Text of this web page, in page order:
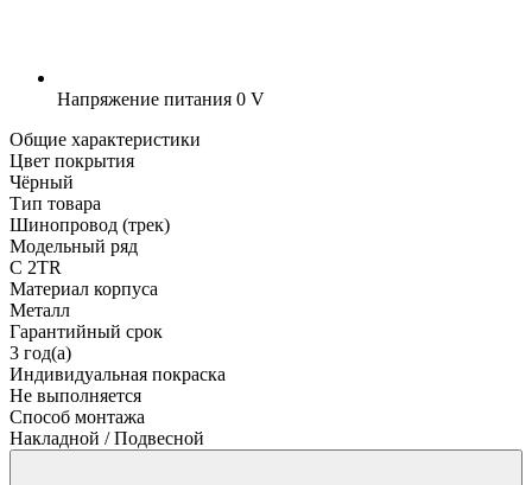
Напряжение питания 0 V
Общие характеристики
Цвет покрытия
Чёрный
Тип товара
Шинопровод (трек)
Модельный ряд
C 2TR
Материал корпуса
Металл
Гарантийный срок
3 год(а)
Индивидуальная покраска
Не выполняется
Способ монтажа
Накладной / Подвесной